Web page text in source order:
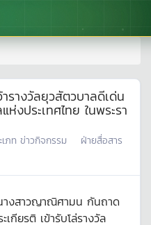
างวัลยุวสัตวบาลดีเด่น
งประเทศไทย ในพระรา
เภท ข่าวกิจกรรม
ฝ่ายสื่อสาร
งสาวญาณิศามน กันถาด
กียรติ เข้ารับโล่รางวัล